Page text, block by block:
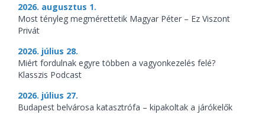
2026. augusztus 1.
Most tényleg megmérettetik Magyar Péter – Ez Viszont
Privát
2026. július 28.
Miért fordulnak egyre többen a vagyonkezelés felé?
Klasszis Podcast
2026. július 27.
Budapest belvárosa katasztrófa – kipakoltak a járókelők